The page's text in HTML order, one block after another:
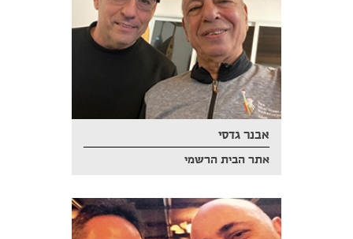
אבנר גדסי
אתר הבית הרשמי